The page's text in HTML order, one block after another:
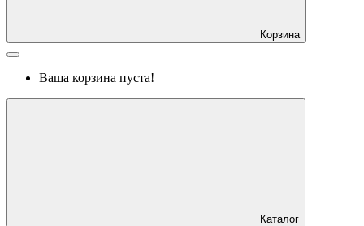
Корзина
Ваша корзина пуста!
Каталог